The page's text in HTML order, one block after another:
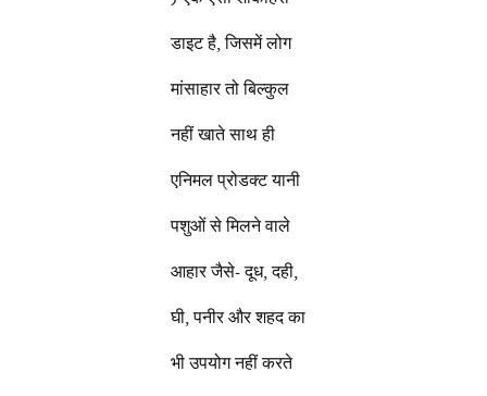
डाइट है, जिसमें लोग
मांसाहार तो बिल्कुल
नहीं खाते साथ ही
एनिमल प्रोडक्ट यानी
पशुओं से मिलने वाले
आहार जैसे- दूध, दही,
घी, पनीर और शहद का
भी उपयोग नहीं करते